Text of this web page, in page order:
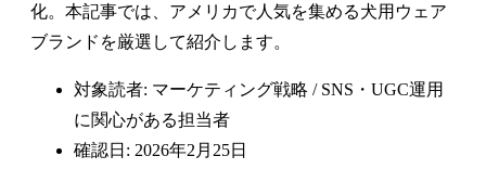
化。本記事では、アメリカで人気を集める犬用ウェア
ブランドを厳選して紹介します。
対象読者: マーケティング戦略 / SNS・UGC運用
に関心がある担当者
確認日: 2026年2月25日